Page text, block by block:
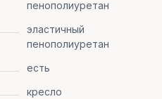
пенополиуретан
эластичный
пенополиуретан
есть
кресло